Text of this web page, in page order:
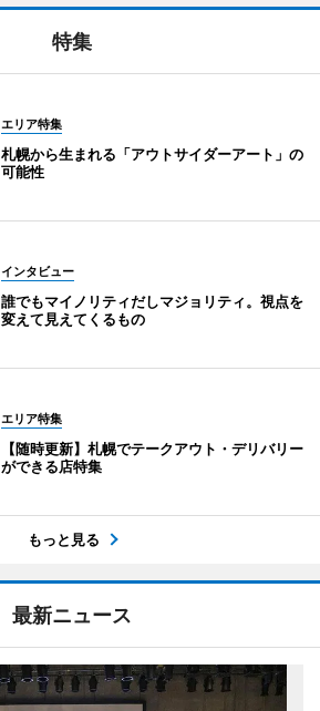
特集
エリア特集
札幌から生まれる「アウトサイダーアート」の
可能性
インタビュー
誰でもマイノリティだしマジョリティ。視点を
変えて見えてくるもの
エリア特集
【随時更新】札幌でテークアウト・デリバリー
ができる店特集
もっと見る
最新ニュース